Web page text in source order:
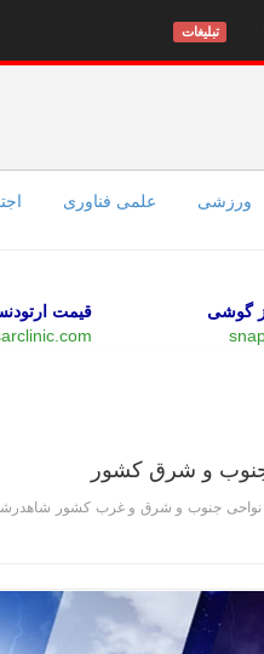
تبلیغات
ورزشی علمی فناوری
گوشی
قیمت
جنوب و شرق کشور
جنوب و شرق و غرب کشور شاهدرشد